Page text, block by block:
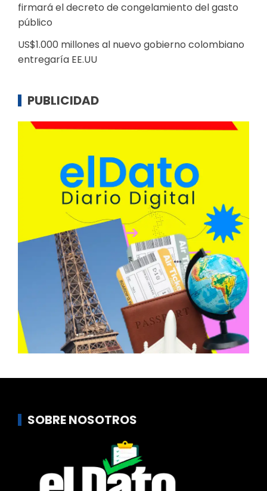
firmará el decreto de congelamiento del gasto
público
US$1.000 millones al nuevo gobierno colombiano
entregaría EE.UU
PUBLICIDAD
SOBRE NOSOTROS